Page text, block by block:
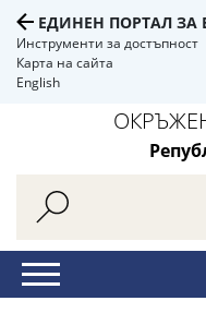
ЕДИНЕН ПОРТАЛ ЗА
Инструменти за достъпност
Карта на сайта
English